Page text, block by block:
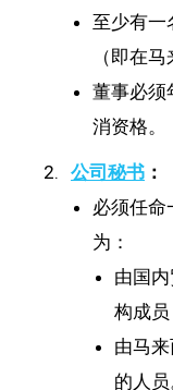
至少有一
（即在
董事必须
消资格。
公司秘书 ：
必须任命
为：
由国
构成
由马
的人员